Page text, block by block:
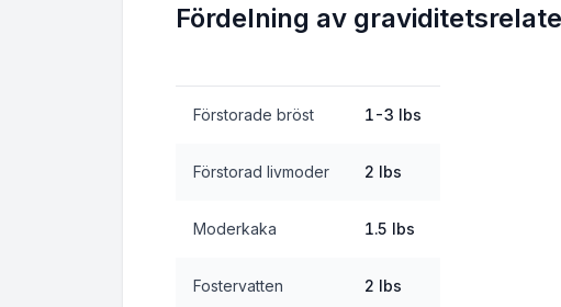
Fördelning av
Förstorade bröst 1-3 lbs
Förstorad livmoder 2 lbs
Moderkaka 1.5 lbs
Fostervatten 2 lbs